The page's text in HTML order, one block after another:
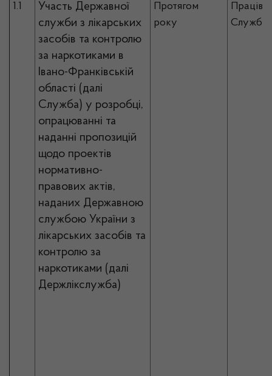
1.1
Участь Державної
служби з лікарських
засобів та контролю
за наркотиками в
Івано-Франківській
області (далі
Служба) у розробці,
опрацюванні та
наданні пропозицій
щодо проектів
нормативно-
правових актів,
наданих Державною
службою України з
лікарських засобів та
контролю за
наркотиками (далі
Держлікслужба)
Протягом
року
Служби